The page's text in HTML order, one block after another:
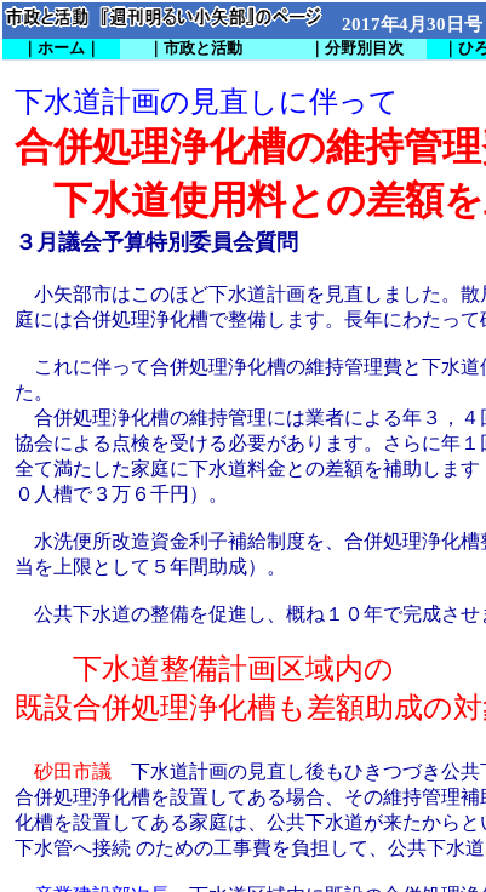
2017年4月30日号
｜ホーム｜ ｜市政と活動 ｜分野別目次 ｜ひ
下水道計画の見直しに伴って
合併処理浄化槽の維持管理
下水道使用料との差額
３月議会予算特別委員会質問
小矢部市はこのほど下水道計画を見直しました。
庭には合併処理浄化槽で整備します。長年にわたっ
これに伴って合併処理浄化槽の維持管理費と下水
た。
合併処理浄化槽の維持管理には業者による年３，
協会による点検を受ける必要があります。さらに年
全て満たした家庭に下水道料金との差額を補助しま
０人槽で３万６千円）。
水洗便所改造資金利子補給制度を、合併処理浄化
当を上限として５年間助成）。
公共下水道の整備を促進し、概ね１０年で完成させ
下水道整備計画区域内の
既設合併処理浄化槽も差額助成の対
砂田市議 下水道計画の見直し後もひきつづき公共
合併処理浄化槽を設置してある場合、その維持管理
化槽を設置してある家庭は、公共下水道が来たから
下水管へ接続 のための工事費を負担して、公共下水道